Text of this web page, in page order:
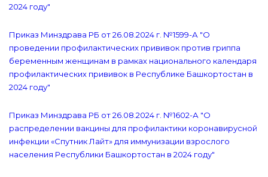
2024 году"
Приказ Минздрава РБ от 26.08.2024 г. №1599-А "О
проведении профилактических прививок против гриппа
беременным женщинам в рамках национального календаря
профилактических прививок в Республике Башкортостан в
2024 году"
Приказ Минздрава РБ от 26.08.2024 г. №1602-А "О
распределении вакцины для профилактики коронавирусной
инфекции «Спутник Лайт» для иммунизации взрослого
населения Республики Башкортостан в 2024 году"